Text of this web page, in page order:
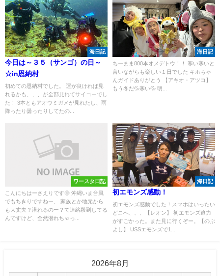
海日記
今日は～３５（サンゴ）の日～
☆in恩納村
初めての恩納村でした。 運が良ければ見
れるかも、、、が全部見れてサイコーでし
た！ 3本ともアオウミガメが見れたし、雨
降ったり曇ったりしてたの...
海日記
ちーまま800本オメデトウ！！ 寒い寒いと
言いながらも楽しい１日でした キホちゃ
んガイドありがとう 【アキオ・アツコ】
もう冬だ💦寒い💦 明...
ワースタ日記
こんにちはーさえりです🌞 沖縄いま台風
でもちきりですねー、 家族とか地元から
も大丈夫？潜れるのー？て連絡殺到してる
んですけど、全然潜れちゃっ...
海日記
初エモンズ感動！
初エモンズ感動でした！スマホはいったい
どこへ、、、【レオン】 初エモンズ迫力
がすごかった。また見に行くぞー。【のぶ
よし】 USSエモンズで1...
2026年8月